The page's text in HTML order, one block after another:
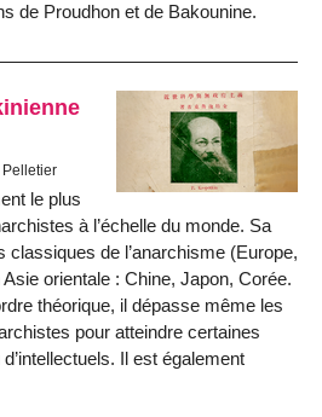
de Proudhon et de Bakounine.
le plus
à l’échelle du monde. Sa
classiques de l’anarchisme (Europe,
orientale : Chine, Japon, Corée.
théorique, il dépasse même les
pour atteindre certaines
Il est également